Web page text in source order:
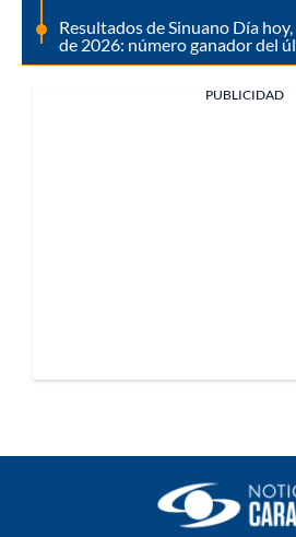
Resultados de Sinuano Día
de 2026: número ganador del
PUBLICIDAD